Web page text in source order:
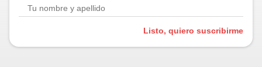
Listo, quiero suscribirme